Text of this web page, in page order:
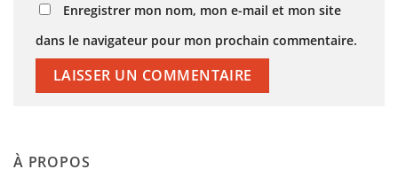
Enregistrer mon nom, mon e-mail et mon site
dans le navigateur pour mon prochain commentaire.
À PROPOS